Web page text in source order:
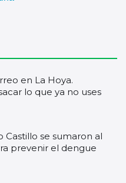
en La Hoya.
lo que ya no uses
Castillo se sumaron al
prevenir el dengue